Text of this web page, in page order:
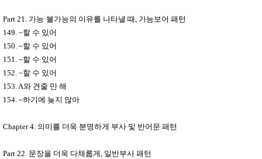
Part 21. 가능·불가능의 이유를 나타낼 때 가능보어 패턴
149. ~할 수 있어
150. ~할 수 있어
151. ~할 수 있어
152. ~할 수 있어
153. A와 견줄 만 해
154. ~하기에 늦지 않아
Chapter 4. 의미를 더욱 분명하게 부사 및 반어문 패턴
Part 22. 문장을 더욱 다채롭게 일반부사 패턴